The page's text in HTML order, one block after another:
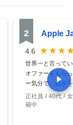
2 Apple
4.6
世界一と言って
オファーをもら
ー気分で…続き
正社員
40代
籍中